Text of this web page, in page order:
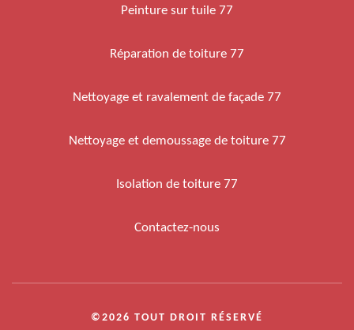
Peinture sur tuile 77
Réparation de toiture 77
Nettoyage et ravalement de façade 77
Nettoyage et demoussage de toiture 77
Isolation de toiture 77
Contactez-nous
©2026 TOUT DROIT RÉSERVÉ